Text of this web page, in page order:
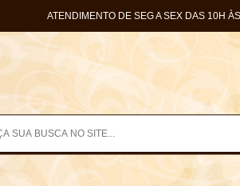
ATENDIMENTO DE SEG A SEX DAS 10H